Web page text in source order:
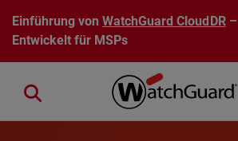
Direkt zum Inhalt
Einführung vonWatchGuard CloudDR–
Entwickelt für MSPs
Close search